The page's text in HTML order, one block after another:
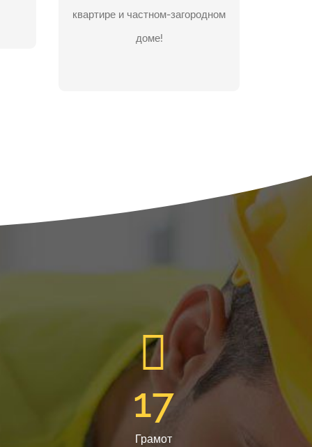
квартире и частном-загородном
доме!
ключ.
17
Грамот